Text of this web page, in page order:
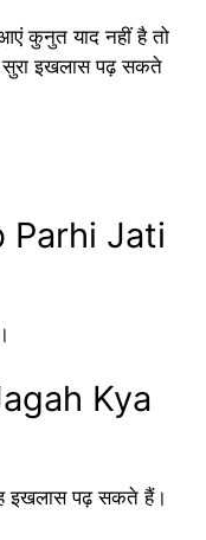
कुनुत याद नहीं है तो
इखलास पढ़ सकते
Parhi Jati
Kya
इखलास पढ़ सकते हैं।